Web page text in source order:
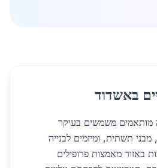
באשדוד
מותאמים משמשים בעיקר
תשתית, ומיזמים לבנייה
באזור מאמצות פרופילים